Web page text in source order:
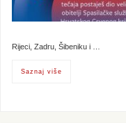
Rijeci, Zadru, Šibeniku i …
Saznaj više